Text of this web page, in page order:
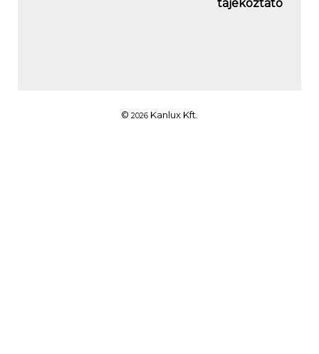
tájékoztató
© 2026 Kanlux Kft.